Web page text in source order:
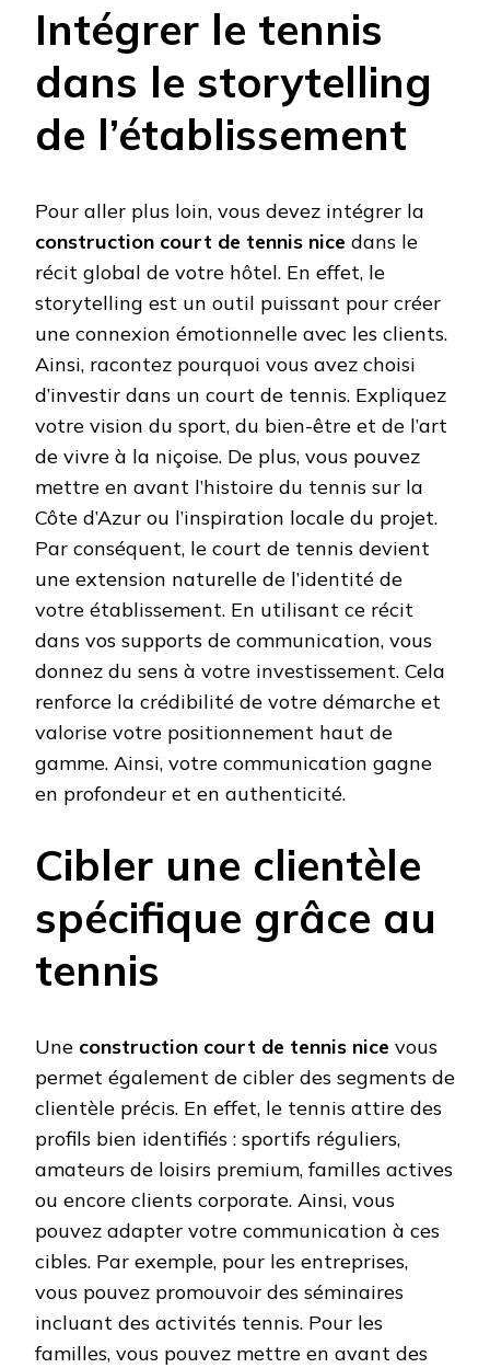
Intégrer le tennis
dans le storytelling
de l’établissement
Pour aller plus loin, vous devez intégrer la
construction court de tennis nice dans le
récit global de votre hôtel. En effet, le
storytelling est un outil puissant pour créer
une connexion émotionnelle avec les clients.
Ainsi, racontez pourquoi vous avez choisi
d’investir dans un court de tennis. Expliquez
votre vision du sport, du bien-être et de l’art
de vivre à la niçoise. De plus, vous pouvez
mettre en avant l’histoire du tennis sur la
Côte d’Azur ou l’inspiration locale du projet.
Par conséquent, le court de tennis devient
une extension naturelle de l’identité de
votre établissement. En utilisant ce récit
dans vos supports de communication, vous
donnez du sens à votre investissement. Cela
renforce la crédibilité de votre démarche et
valorise votre positionnement haut de
gamme. Ainsi, votre communication gagne
en profondeur et en authenticité.
Cibler une clientèle
spécifique grâce au
tennis
Une construction court de tennis nice vous
permet également de cibler des segments de
clientèle précis. En effet, le tennis attire des
profils bien identifiés : sportifs réguliers,
amateurs de loisirs premium, familles actives
ou encore clients corporate. Ainsi, vous
pouvez adapter votre communication à ces
cibles. Par exemple, pour les entreprises,
vous pouvez promouvoir des séminaires
incluant des activités tennis. Pour les
familles, vous pouvez mettre en avant des